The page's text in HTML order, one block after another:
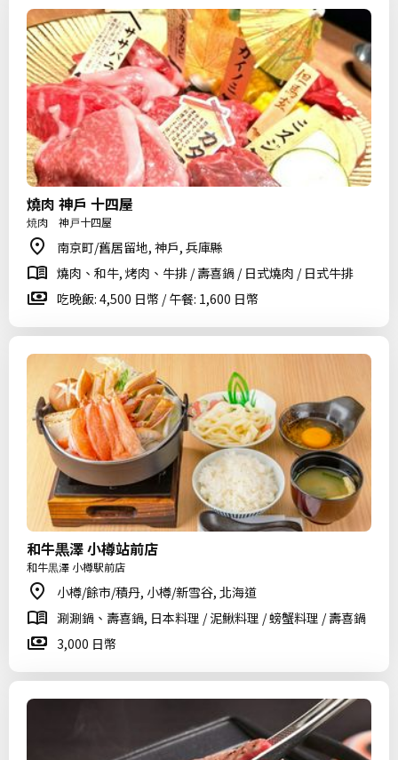
燒肉 神戶 十四屋
焼肉 神戸十四屋
南京町/舊居留地, 神戶, 兵庫縣
燒肉、和牛, 烤肉、牛排 / 壽喜鍋 / 日式燒肉 / 日式牛排
吃晚飯: 4,500 日幣 / 午餐: 1,600 日幣
和牛黒澤 小樽站前店
和牛黒澤 小樽駅前店
小樽/餘市/積丹, 小樽/新雪谷, 北海道
涮涮鍋、壽喜鍋, 日本料理 / 泥鰍料理 / 螃蟹料理 / 壽喜鍋
3,000 日幣